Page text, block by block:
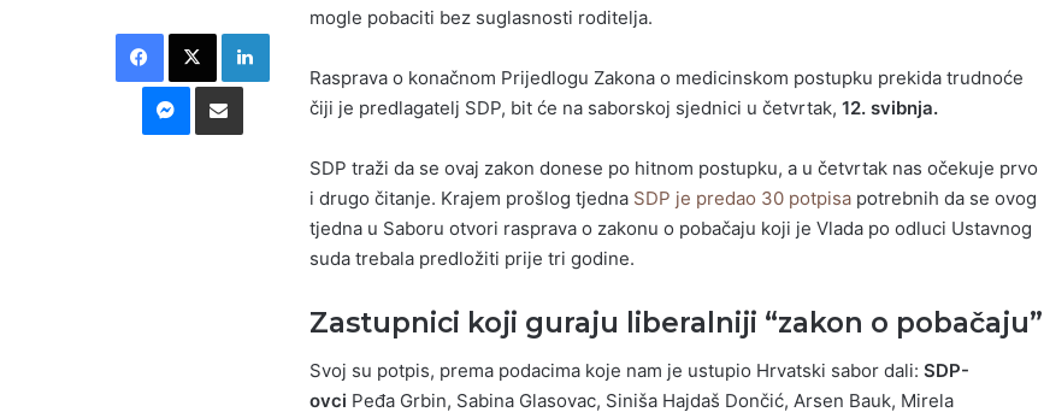
mogle pobaciti bez suglasnosti roditelja.
Rasprava o konačnom Prijedlogu Zakona o medicinskom postupku prekida trudnoće
čiji je predlagatelj SDP, bit će na saborskoj sjednici u četvrtak, 12. svibnja.
SDP traži da se ovaj zakon donese po hitnom postupku, a u četvrtak nas očekuje prvo
i drugo čitanje. Krajem prošlog tjedna SDP je predao 30 potpisa potrebnih da se ovog
tjedna u Saboru otvori rasprava o zakonu o pobačaju koji je Vlada po odluci Ustavnog
suda trebala predložiti prije tri godine.
Zastupnici koji guraju liberalniji “zakon o pobačaju”
Svoj su potpis, prema podacima koje nam je ustupio Hrvatski sabor dali: SDP-
ovci Peđa Grbin, Sabina Glasovac, Siniša Hajdaš Dončić, Arsen Bauk, Mirela
Facebook
X LinkedIn
Messenger
Podijeli putem E-maila